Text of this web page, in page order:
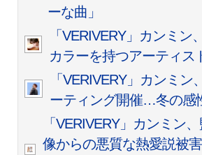
ーな曲」
「VERIVERY」カンミン
カラーを持つアーティス
「VERIVERY」カンミン
ーティング開催…冬の感
「VERIVERY」カンミン
像からの悪質な熱愛説被